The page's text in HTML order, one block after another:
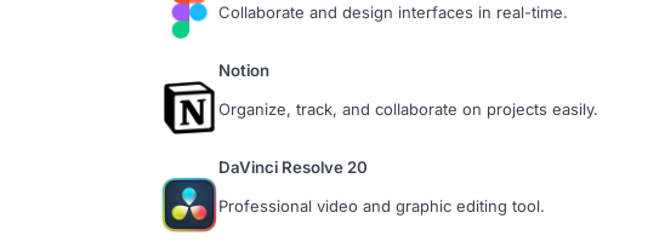
Collaborate and design interfaces in real-time.
Notion
Organize, track, and collaborate on projects easily.
DaVinci Resolve 20
Professional video and graphic editing tool.